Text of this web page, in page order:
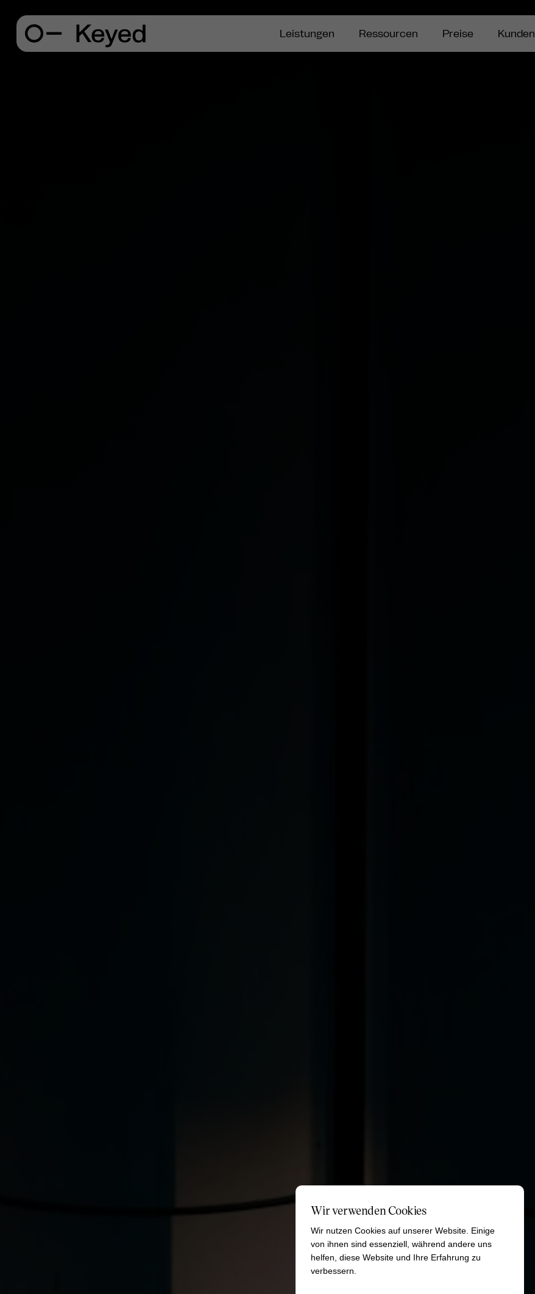
Leistungen Ressourcen Preise
Wir verwenden Cookies
Wir nutzen Cookies auf unserer Website. Einige
von ihnen sind essenziell, während andere uns
helfen, diese Website und Ihre Erfahrung zu
verbessern.